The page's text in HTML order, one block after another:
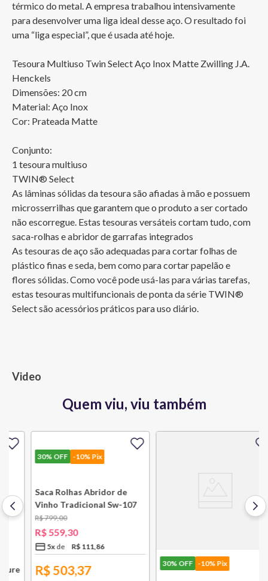
térmico do metal. A empresa trabalhou intensivamente
para desenvolver uma liga ideal desse aço. O resultado foi
uma “liga especial”, que é usada até hoje.
Tesoura Multiuso Twin Select Aço Inox Matte Zwilling J.A.
Henckels
Dimensões: 20 cm
Material: Aço Inox
Cor: Prateada Matte
Conjunto:
1 tesoura multiuso
TWIN® Select
As lâminas sólidas da tesoura são afiadas à mão e possuem
microsserrilhas que garantem que o produto a ser cortado
não escorregue. Estas tesouras versáteis cortam tudo, com
saca-rolhas e abridor de garrafas integrados
As tesouras de aço são adequadas para cortar folhas de
plástico finas e seda, bem como para cortar papelão e
flores sólidas. Como você pode usá-las para várias tarefas,
estas tesouras multifuncionais de ponta da série TWIN®
Select são acessórios práticos para uso diário.
Video
Quem viu, viu também
OFF OFF -10% Pix